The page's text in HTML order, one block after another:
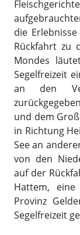
die
Rückfahrt zu
Mondes
Segelfreizeit
an den
und dem
in Richtung
See an
von den
auf der
Hattem,
Provinz
Segelfreizeit